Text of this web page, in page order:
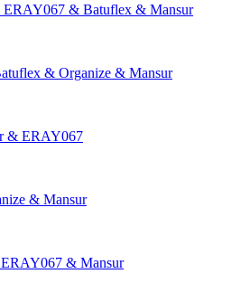
ERAY067 & Batuflex & Mansur
& Organize & Mansur
& ERAY067
& Mansur
ERAY067 & Mansur